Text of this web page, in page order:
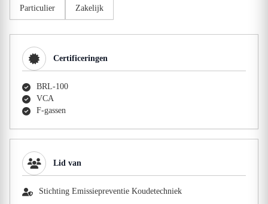
Particulier Zakelijk
Certificeringen
BRL-100
VCA
F-gassen
Lid van
Stichting Emissiepreventie Koudetechniek